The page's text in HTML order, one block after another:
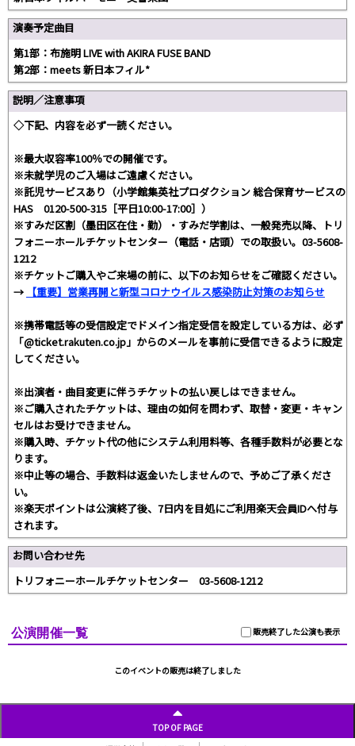
演奏予定曲目
第1部：布施明 LIVE with AKIRA FUSE BAND
第2部：meets 新日本フィル*
説明／注意事項
◇下記、内容を必ず一読ください。
※最大収容率100％での開催です。
※未就学児のご入場はご遠慮ください。
※託児サービスあり（小学館集英社プロダクション 総合保育サービスの
HAS 0120-500-315［平日10:00-17:00］）
※すみだ区割（墨田区在住・勤）・すみだ学割は、一般発売以降、トリ
フォニーホールチケットセンター（電話・店頭）での取扱い。03-5608-
1212
※チケットご購入やご来場の前に、以下のお知らせをご確認ください。
→ 【重要】営業再開と新型コロナウイルス感染防止対策のお知らせ
※携帯電話等の受信設定でドメイン指定受信を設定している方は、必ず
「@ticket.rakuten.co.jp」からのメールを事前に受信できるように設定
してください。
※出演者・曲目変更に伴うチケットの払い戻しはできません。
※ご購入されたチケットは、理由の如何を問わず、取替・変更・キャン
セルはお受けできません。
※購入時、チケット代の他にシステム利用料等、各種手数料が必要とな
ります。
※中止等の場合、手数料は返金いたしませんので、予めご了承くださ
い。
※楽天ポイントは公演終了後、7日内を目処にご利用楽天会員IDへ付与
されます。
お問い合わせ先
トリフォニーホールチケットセンター 03-5608-1212
販売終了した公演も表示
公演開催一覧
このイベントの販売は終了しました
TOP OF PAGE